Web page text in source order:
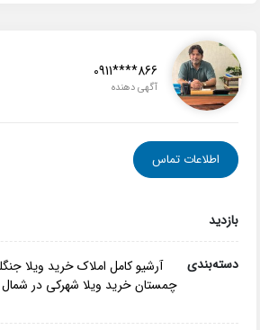
0911****866
آگهی دهنده
اطلاعات تماس
بازدید
دسته‌بندی آرشیو کامل املاک خرید ویلا
چمستان خرید ویلا شهرکی در شمال